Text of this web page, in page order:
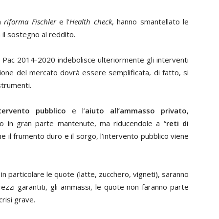
riforma Fischlere l’Health check, hanno smantellato le
sostegno al reddito.
2014-2020 indebolisce ulteriormente gli interventi
del mercato dovrà essere semplificata, di fatto, si
pubblico e l’aiuto all’ammasso privato,
in gran parte mantenute, ma riducendole a “reti di
il frumento duro e il sorgo, l’intervento pubblico viene
particolare le quote (latte, zucchero, vigneti), saranno
garantiti, gli ammassi, le quote non faranno parte
grave.